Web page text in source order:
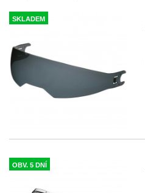
SKLADEM
OBV. 5 DNÍ